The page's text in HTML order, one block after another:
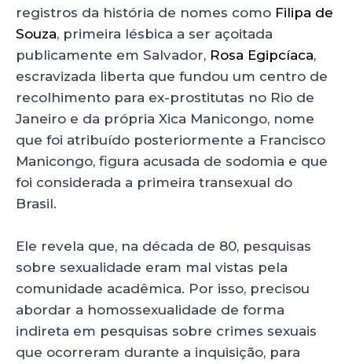
registros da história de nomes como Filipa de
Souza, primeira lésbica a ser açoitada
publicamente em Salvador, Rosa Egipcíaca,
escravizada liberta que fundou um centro de
recolhimento para ex-prostitutas no Rio de
Janeiro e da própria Xica Manicongo, nome
que foi atribuído posteriormente a Francisco
Manicongo, figura acusada de sodomia e que
foi considerada a primeira transexual do
Brasil.
Ele revela que, na década de 80, pesquisas
sobre sexualidade eram mal vistas pela
comunidade acadêmica. Por isso, precisou
abordar a homossexualidade de forma
indireta em pesquisas sobre crimes sexuais
que ocorreram durante a inquisição, para